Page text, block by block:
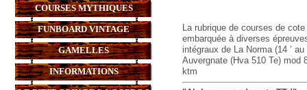
COURSES MYTHIQUES
FUNBOARD VINTAGE
GAMELLES
INFORMATIONS
La rubrique de courses de
embarquée à diverses
intégraux de La Norma (14 ’
Auvergnate (Hva 510 Te) mod
ktm